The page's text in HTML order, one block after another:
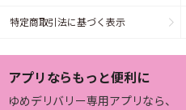
特定商取引法に基づく表示
アプリならもっと便利に
ゆめデリバリー専用アプリなら、